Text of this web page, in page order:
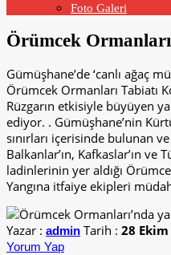
Foto Galeri
Örümcek
Gümüşhane’de ‘canlı ağaç
Örümcek Ormanları Tabiatı
Rüzgarın etkisiyle büyüyen
ediyor. . Gümüşhane’nin
sınırları içerisinde bulunan
Balkanlar’ın, Kafkaslar’ın ve
ladinlerinin yer aldığı
Yangına itfaiye ekipleri
Yazar : admin Tarih : 28 Ekim
Yorum Yap